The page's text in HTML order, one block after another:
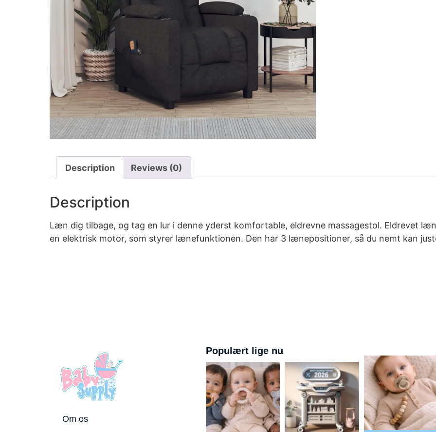
Description Reviews (0)
Description
Læn dig tilbage, og tag en lur i denne yderst komfortable, eldrevne massagestol. Eldrevet
en elektrisk motor, som styrer lænefunktionen. Den har 3 lænepositioner, så du nemt kan
Om os
Populært lige nu